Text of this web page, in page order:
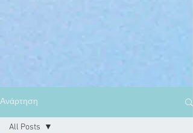
Ανάρτηση
All Posts